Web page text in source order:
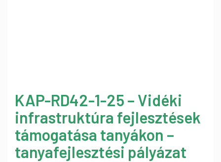
KAP-RD42-1-25 – Vidéki
infrastruktúra fejlesztések
támogatása tanyákon –
tanyafejlesztési pályázat